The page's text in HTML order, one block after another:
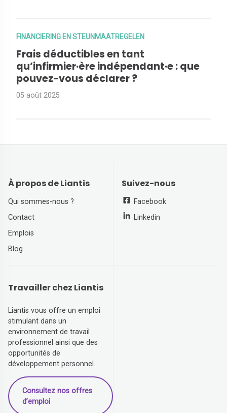
FINANCIERING EN STEUNMAATREGELEN
Frais déductibles en tant
qu’infirmier·ère indépendant·e : que
pouvez-vous déclarer ?
05 août 2025
À propos de Liantis
Qui sommes-nous ?
Contact
Emplois
Blog
Suivez-nous
Facebook
Linkedin
Travailler chez Liantis
Liantis vous offre un emploi
stimulant dans un
environnement de travail
professionnel ainsi que des
opportunités de
développement personnel.
Consultez nos offres
d’emploi